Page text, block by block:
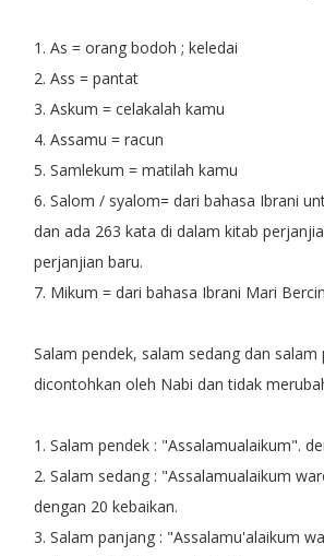
1. As = orang bodoh ; keledai
2. Ass = pantat
3. Askum = celakalah kamu
4. Assamu = racun
5. Samlekum = matilah kamu
6. Salom / syalom= dari bahasa Ibrani
dan ada 263 kata di dalam kitab
perjanjian baru.
7. Mikum = dari bahasa Ibrani Mari
Salam pendek, salam sedang dan salam
dicontohkan oleh Nabi dan tidak
1. Salam pendek : "Assalamualaikum".
2. Salam sedang : "Assalamualaikum
dengan 20 kebaikan.
3. Salam panjang : "Assalamu'alaikum